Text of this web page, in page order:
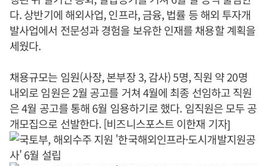
다. 상반기에 해외사업, 인프라, 금융, 법률 등 해외 투자개
발사업에서 전문성과 경험을 보유한 인재를 채용할 계획을
세웠다.
채용규모는 임원(사장, 본부장 3, 감사) 5명, 직원 약 20명
내외로 임원은 2월 공고를 거쳐 4월에 최종 선임하고 직원
은 4월 공고를 통해 6월 임용하기로 했다. 임직원은 모두 공
개모집으로 선발한다. [비즈니스포스트 이한재 기자]